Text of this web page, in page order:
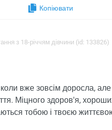
Копіювати
з 18-річчям дівчини (id: 133826)
вже зовсім доросла,
Міцного здоров'я,
тобою і твоєю